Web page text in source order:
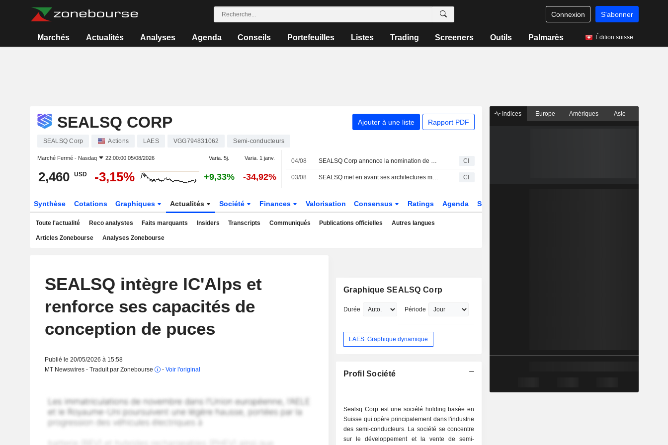
Connexion S'abonner
Marchés Actualités Analyses Agenda Conseils Portefeuilles Listes Trading Screeners Outils Palmarès Édition suisse
SEALSQ CORP Ajouter à une liste Rapport PDF
SEALSQ Corp Actions LAES VGG794831062 Semi-conducteurs
Marché Fermé - Nasdaq 22:00:00 05/08/2026 Varia. 5j. Varia. 1 janv.
2,460 USD -3,15% +9,33% -34,92%
04/08 SEALSQ Corp annonce la nomination de Daniel Brau au poste de Chief Quantum Officer CI
03/08 SEALSQ met en avant ses architectures matérielles crypto-agiles et sa plateforme de microcontrôleurs sécurisés post-quantiques CI
Synthèse Cotations Graphiques Actualités Société Finances Valorisation Consensus Ratings Agenda Secteur
Toute l'actualité Reco analystes Faits marquants Insiders Transcripts Communiqués Publications officielles Autres langues
Articles Zonebourse Analyses Zonebourse
SEALSQ intègre IC'Alps et
renforce ses capacités de
conception de puces
Publié le 20/05/2026 à 15:58
MT Newswires - Traduit par Zonebourse
- Voir l'original
Graphique SEALSQ Corp
Durée Période
LAES: Graphique dynamique
Profil Société
Sealsq Corp est une société holding basée en
Suisse qui opère principalement dans l'industrie
des semi-conducteurs. La société se concentre
sur le développement et la vente de semi-
Indices Europe Amériques Asie